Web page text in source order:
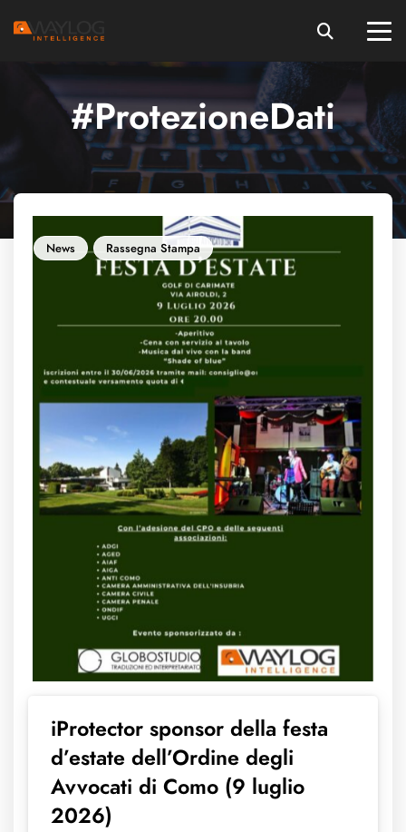
#ProtezioneDati
News Rassegna Stampa
iProtector sponsor della festa
d’estate dell’Ordine degli
Avvocati di Como (9 luglio
2026)